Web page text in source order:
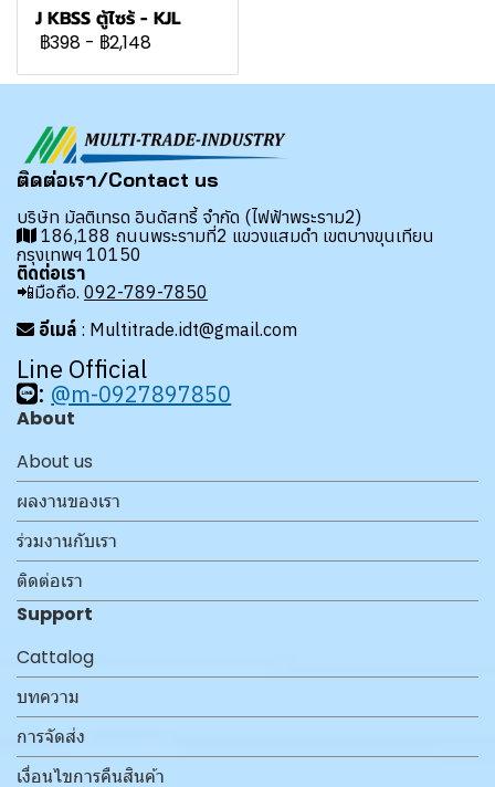
J KBSS ตู้ไซร้ - KJL
฿398 - ฿2,148
ติดต่อเรา/Contact us
บริษัท มัลติเทรด อินดัสทรี้ จำกัด (ไฟฟ้าพระราม2)
186,188 ถนนพระรามที่2 แขวงแสมดำ เขตบางขุนเทียน
กรุงเทพฯ 10150
ติดต่อเรา
📲มือถือ. 092-789-7850
อีเมล์ : Multitrade.idt@gmail.com
Line Official
: @m-0927897850
About
About us
ผลงานของเรา
ร่วมงานกับเรา
ติดต่อเรา
Support
Cattalog
บทความ
การจัดส่ง
เงื่อนไขการคืนสินค้า